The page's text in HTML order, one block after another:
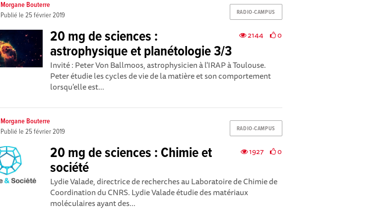
RADIO-CAMPUS
Morgane Bouterre
Publié le25 février 2019
2144 0
20 mg de sciences :
astrophysique et planétologie 3/3
Invité : Peter Von Ballmoos, astrophysicien à l'IRAP à Toulouse.
Peter étudie les cycles de vie de la matière et son comportement
lorsqu'elle est...
RADIO-CAMPUS
Morgane Bouterre
Publié le25 février 2019
1927 0
20 mg de sciences : Chimie et
société
Lydie Valade, directrice de recherches au Laboratoire de Chimie de
Coordination du CNRS. Lydie Valade étudie des matériaux
moléculaires ayant des...